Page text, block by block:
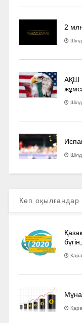
2
АҚШ
Көп оқылғандар